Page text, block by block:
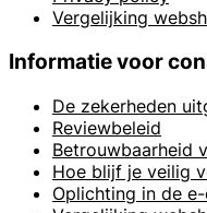
Vergelijking
Informatie voor
De zekerheden
Reviewbeleid
Betrouwbaarheid
Hoe blijf je veilig
Oplichting in de